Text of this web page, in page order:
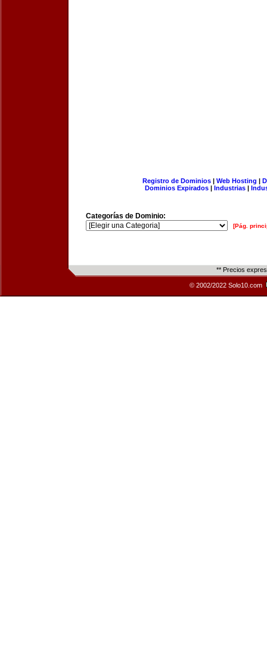
Registro de Dominios| Web Hosting |
Dominios Expirados | Industrias |
Categorías de Dominio:
[Pág.
** Precios
© 2002/2022 Solo10.com